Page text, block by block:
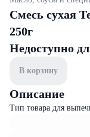
Смесь сухая
250г
Недоступно
В корзину
Описание
Тип товара для